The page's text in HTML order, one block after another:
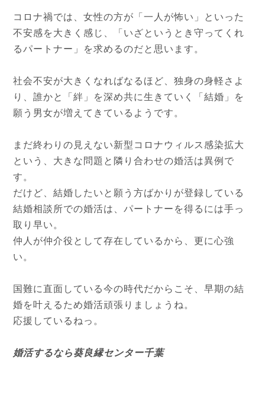
コロナ禍では、女性の方が「一人が怖い」といった
不安感を大きく感じ、「いざというとき守ってくれ
るパートナー」を求めるのだと思います。
社会不安が大きくなればなるほど、独身の身軽さよ
り、誰かと「絆」を深め共に生きていく「結婚」を
願う男女が増えてきているようです。
まだ終わりの見えない新型コロナウィルス感染拡大
という、大きな問題と隣り合わせの婚活は異例で
す。
だけど、結婚したいと願う方ばかりが登録している
結婚相談所での婚活は、パートナーを得るには手っ
取り早い。
仲人が仲介役として存在しているから、更に心強
い。
国難に直面している今の時代だからこそ、早期の結
婚を叶えるため婚活頑張りましょうね。
応援しているねっ。
婚活するなら葵良縁センター千葉